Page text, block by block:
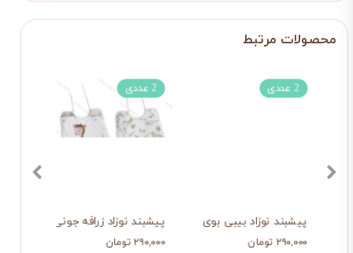
پیشبند نوزاد زرافه جونی
۲۹۰,۰۰۰ تومان
2 عددی
پیشبند نوزاد بیبی بوی
۲۹۰,۰۰۰ تومان
2 عددی